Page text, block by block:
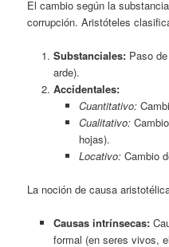
El cambio según la
corrupción. Aristóteles
Substanciales:Paso de
arde).
Accidentales:
Cuantitativo:
Cualitativo:
hojas).
Locativo: Cambio
La noción de causa
Causas intrínsecas:
formal (en seres vivos,